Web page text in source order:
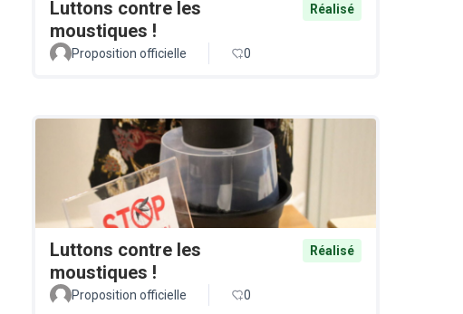
Luttons contre les
moustiques !
Réalisé
Proposition officielle 0
Luttons contre les
moustiques !
Réalisé
Proposition officielle 0